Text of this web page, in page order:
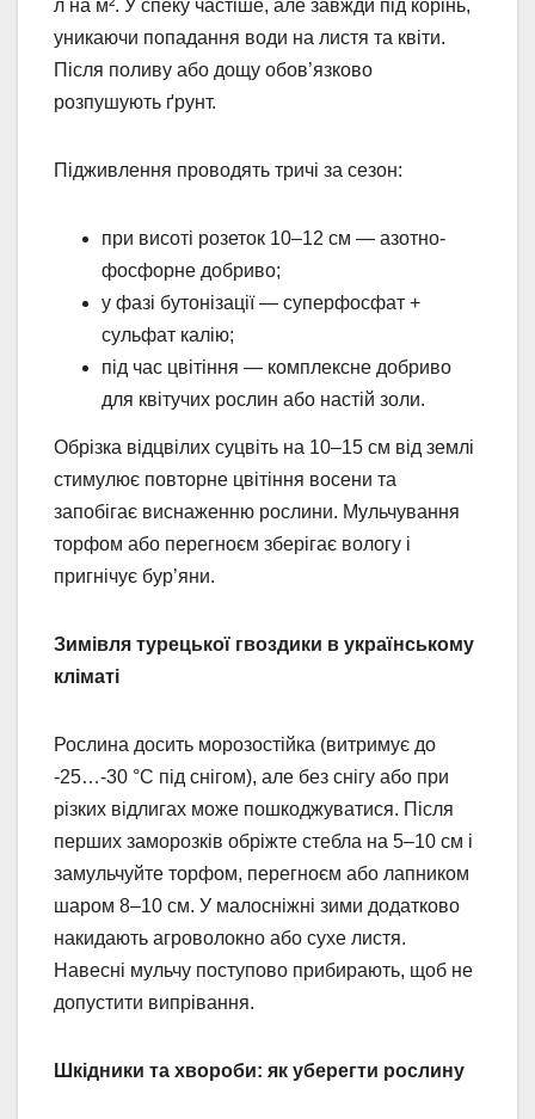
л на м². У спеку частіше, але завжди під корінь,
уникаючи попадання води на листя та квіти.
Після поливу або дощу обов’язково
розпушують ґрунт.
Підживлення проводять тричі за сезон:
при висоті розеток 10–12 см — азотно-
фосфорне добриво;
у фазі бутонізації — суперфосфат +
сульфат калію;
під час цвітіння — комплексне добриво
для квітучих рослин або настій золи.
Обрізка відцвілих суцвіть на 10–15 см від землі
стимулює повторне цвітіння восени та
запобігає виснаженню рослини. Мульчування
торфом або перегноєм зберігає вологу і
пригнічує бур’яни.
Зимівля турецької гвоздики в українському
кліматі
Рослина досить морозостійка (витримує до
-25…-30 °C під снігом), але без снігу або при
різких відлигах може пошкоджуватися. Після
перших заморозків обріжте стебла на 5–10 см і
замульчуйте торфом, перегноєм або лапником
шаром 8–10 см. У малосніжні зими додатково
накидають агроволокно або сухе листя.
Навесні мульчу поступово прибирають, щоб не
допустити випрівання.
Шкідники та хвороби: як уберегти рослину